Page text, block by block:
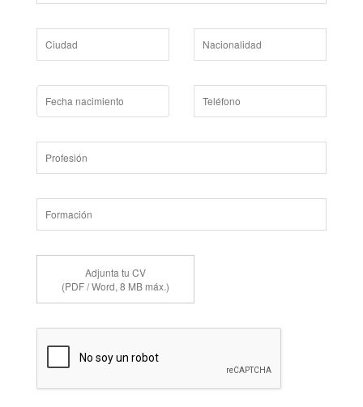
Adjunta tu CV
(PDF / Word, 8 MB máx.)